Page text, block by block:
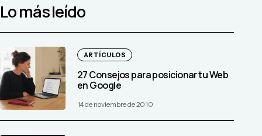
Lo más leído
ARTÍCULOS
27 Consejos para posicionar tu Web
en Google
14 de noviembre de 2010